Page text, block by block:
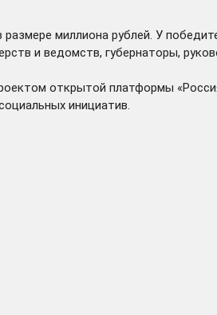
миллиона рублей. У
и ведомств, губернаторы,
открытой платформы
инициатив.